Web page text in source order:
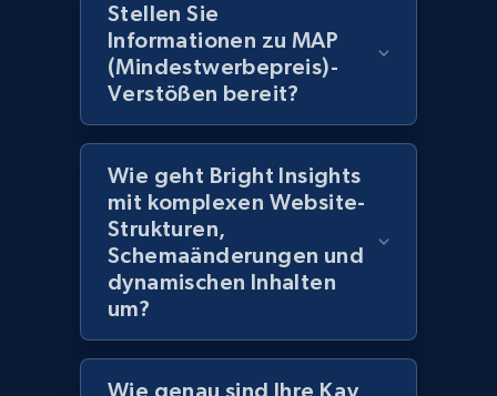
Amazon products global dataset - Collects
Title, Seller name, Brand, Description, Initial
price, Currency, Availability, Reviews count, and
2.1K+ 375+ Jetzt anfangen
Amazon products global dataset - Collect
Stellen Sie
Informationen zu MAP
(Mindestwerbepreis)-
Verstößen bereit?
Wie geht Bright Insights
mit komplexen Website-
Strukturen,
Schemaänderungen und
dynamischen Inhalten
um?
Wie genau sind Ihre Kay